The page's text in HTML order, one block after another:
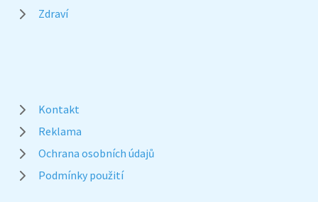
Zdraví
Kontakt
Reklama
Ochrana osobních údajů
Podmínky použití